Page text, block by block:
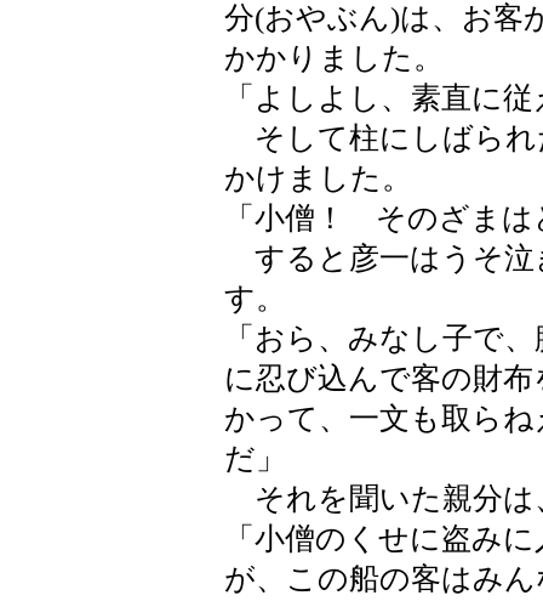
分(おやぶん)は、お客
かかりました。
「よしよし、素直に
そして柱にしばられ
かけました。
「小僧！ そのざまは
すると彦一はうそ泣
す。
「おら、みなし子で
に忍び込んで客の財
かって、一文も取ら
だ」
それを聞いた親分は
「小僧のくせに盗み
が、この船の客はみ